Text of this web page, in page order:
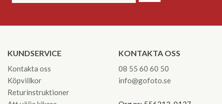
KUNDSERVICE
Kontakta oss
Köpvillkor
Returinstruktioner
KONTAKTA OSS
08 55 60 60 50
info@gofoto.se